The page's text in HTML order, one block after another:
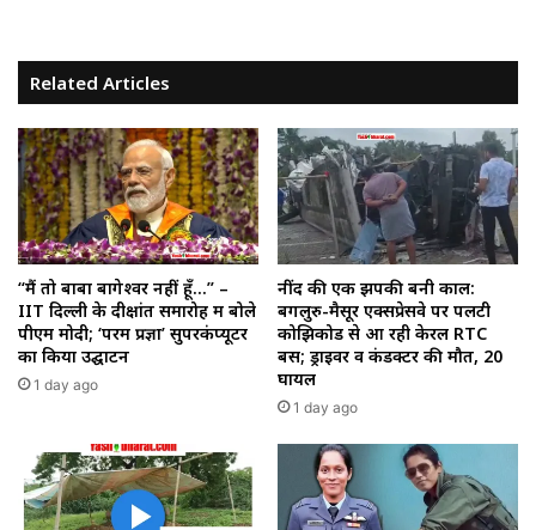
Related Articles
“मैं तो बाबा बागेश्वर नहीं हूँ…” –
IIT दिल्ली के दीक्षांत समारोह में बोले
पीएम मोदी; ‘परम प्रज्ञा’ सुपरकंप्यूटर
का किया उद्घाटन
1 day ago
नींद की एक झपकी बनी काल:
बेंगलुरु-मैसूर एक्सप्रेसवे पर पलटी
कोझिकोड से आ रही केरल RTC
बस; ड्राइवर व कंडक्टर की मौत, 20
घायल
1 day ago